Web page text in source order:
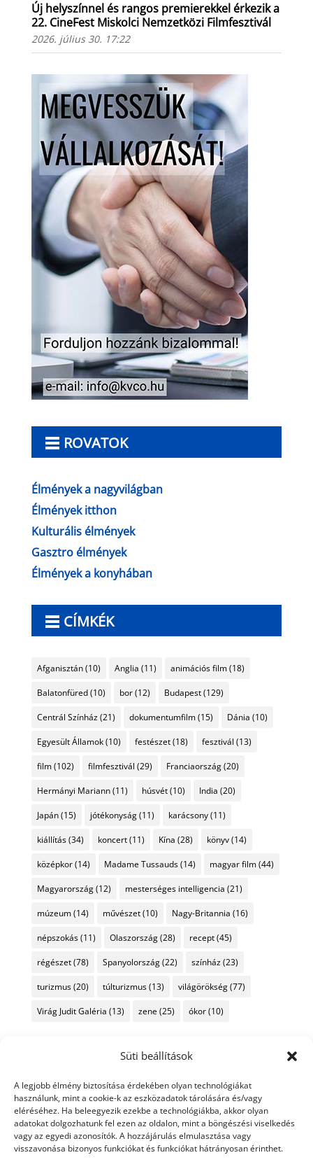
Süti beállítások
A legjobb élmény biztosítása érdekében olyan technológiákat
használunk, mint a cookie-k az eszközadatok tárolására és/vagy
eléréséhez. Ha beleegyezik ezekbe a technológiákba, akkor olyan
adatokat dolgozhatunk fel ezen az oldalon, mint a böngészési viselkedés
vagy az egyedi azonosítók. A hozzájárulás elmulasztása vagy
visszavonása bizonyos funkciókat és funkciókat hátrányosan érinthet.
Új helyszínnel és rangos premierekkel érkezik a
22. CineFest Miskolci Nemzetközi Filmfesztivál
2026. július 30. 17:22
ROVATOK
Élmények a nagyvilágban
Élmények itthon
Kulturális élmények
Gasztro élmények
Élmények a konyhában
CÍMKÉK
Afganisztán(10) Anglia (11) animációs film(18)
Balatonfüred(10) bor(12) Budapest(129)
Centrál Színház(21) dokumentumfilm(15) Dánia (10)
Egyesült Államok(10) festészet(18) fesztivál (13)
film(102) filmfesztivál (29) Franciaország(20)
Hermányi Mariann(11) húsvét(10) India (20)
Japán(15) jótékonyság(11) karácsony(11)
kiállítás(34) koncert(11) Kína (28) könyv(14)
középkor(14) Madame Tussauds(14) magyar film(44)
Magyarország(12) mesterséges intelligencia (21)
múzeum(14) művészet(10) Nagy-Britannia (16)
népszokás(11) Olaszország(28) recept(45)
régészet(78) Spanyolország(22) színház(23)
turizmus(20) túlturizmus(13) világörökség(77)
Virág Judit Galéria (13) zene (25) ókor(10)